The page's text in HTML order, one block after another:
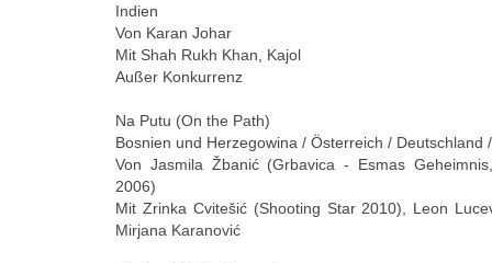
Indien
Von Karan Johar
Mit Shah Rukh Khan, Kajol
Außer Konkurrenz
Na Putu (On the Path)
Bosnien und Herzegowina / Österreich / Deutschland
Von Jasmila Žbanić (Grbavica - Esmas
2006)
Mit Zrinka Cvitešić (Shooting Star 2010), Leon
Mirjana Karanović